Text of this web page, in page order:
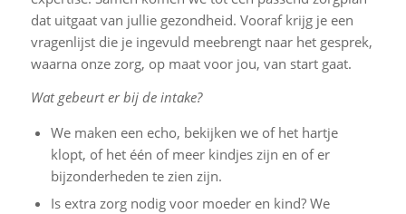
dat uitgaat van jullie gezondheid. Vooraf krijg je een
vragenlijst die je ingevuld meebrengt naar het gesprek,
waarna onze zorg, op maat voor jou, van start gaat.
Wat gebeurt er bij de intake?
We maken een echo, bekijken we of het hartje
klopt, of het één of meer kindjes zijn en of er
bijzonderheden te zien zijn.
Is extra zorg nodig voor moeder en kind? We